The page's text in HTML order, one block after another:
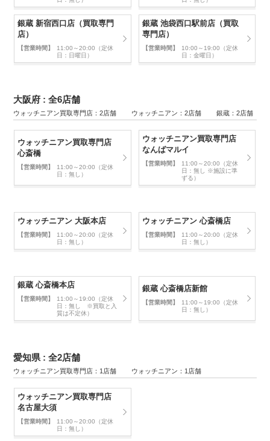
銀蔵 新宿西口店（買取専門
店）
【営業時間】
11:00～20:00（定休
日：日曜日）
銀蔵 池袋西口駅前店（買取
専門店）
【営業時間】
10:00～19:00（定休
日：金曜日）
大阪府 : 全6店舗
ウォッチニアン買取専門店：2店舗 ウォッチニアン：2店舗 銀蔵：2店舗
ウォッチニアン買取専門店
心斎橋
【営業時間】
11:00～20:00（定休
日：無し）
ウォッチニアン買取専門店
なんばマルイ
【営業時間】
11:00～20:00（定休
日：無し ※施設に準
ずる）
ウォッチニアン 大阪本店
【営業時間】
11:00～20:00（定休
日：無し）
ウォッチニアン 心斎橋店
【営業時間】
11:00～20:00（定休
日：無し）
銀蔵 心斎橋本店
【営業時間】
11:00～19:00（定休
日：無し ※買取と入
質は不定休）
銀蔵 心斎橋店新館
【営業時間】
11:00～19:00（定休
日：無し）
愛知県 : 全2店舗
ウォッチニアン買取専門店：1店舗 ウォッチニアン：1店舗
ウォッチニアン買取専門店
名古屋大須
【営業時間】
11:00～20:00（定休
日：無し）